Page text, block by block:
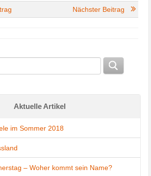
Nächster Beitrag
Aktuelle Artikel
im Sommer 2018
– Woher kommt sein Name?